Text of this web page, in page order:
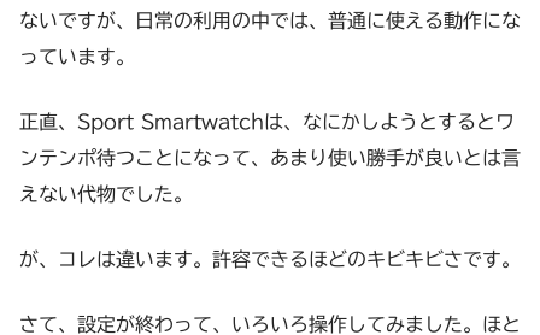
ないですが、日常の利用の中では、普通に使える動作にな
っています。
正直、Sport Smartwatchは、なにかしようとするとワ
ンテンポ待つことになって、あまり使い勝手が良いとは言
えない代物でした。
が、コレは違います。許容できるほどのキビキビさです。
さて、設定が終わって、いろいろ操作してみました。ほと